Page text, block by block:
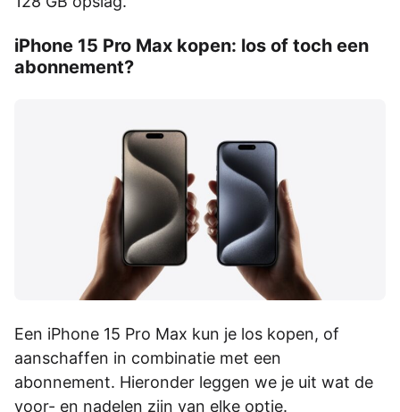
iPhone 15 Pro Max kopen: los of toch een
abonnement?
Een iPhone 15 Pro Max kun je los kopen, of
aanschaffen in combinatie met een
abonnement. Hieronder leggen we je uit wat de
voor- en nadelen zijn van elke optie.